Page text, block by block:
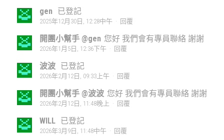
gen 已登記
2025年12月30日, 12:28中午 · 回覆
開團小幫手 @gen 您好 我們會有專員聯絡 謝謝
2026年1月5日, 12:36下午 · 回覆
波波 已登記
2026年2月12日, 09:33上午 · 回覆
開團小幫手 @波波 您好 我們會有專員聯絡 謝謝
2026年2月12日, 11:48晚上 · 回覆
WILL 已登記
2026年3月9日, 11:48中午 · 回覆